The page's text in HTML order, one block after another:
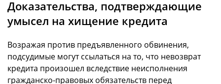
Доказательства, подтверждающие
умысел на хищение кредита
Возражая против предъявленного обвинения,
подсудимые могут ссылаться на то, что невозврат
кредита произошел вследствие неисполнения
гражданско-правовых обязательств перед